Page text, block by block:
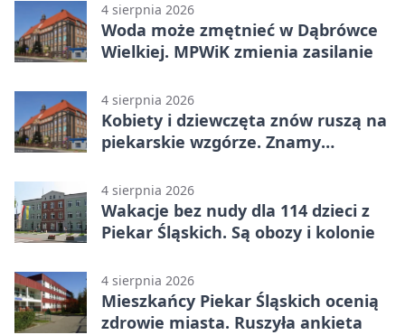
4 sierpnia 2026
Woda może zmętnieć w Dąbrówce
Wielkiej. MPWiK zmienia zasilanie
4 sierpnia 2026
Kobiety i dziewczęta znów ruszą na
piekarskie wzgórze. Znamy
4 sierpnia 2026
Wakacje bez nudy dla 114 dzieci z
Piekar Śląskich. Są obozy i kolonie
4 sierpnia 2026
Mieszkańcy Piekar Śląskich ocenią
zdrowie miasta. Ruszyła ankieta